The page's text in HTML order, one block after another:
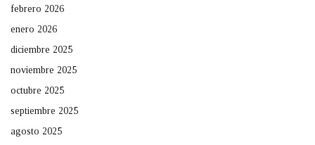
febrero 2026
enero 2026
diciembre 2025
noviembre 2025
octubre 2025
septiembre 2025
agosto 2025